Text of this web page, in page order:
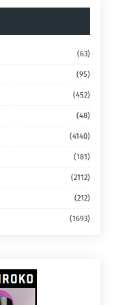
(63)
(95)
(452)
(48)
(4140)
(181)
(2112)
(212)
(1693)